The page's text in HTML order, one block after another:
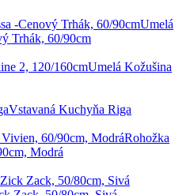
Umelá
Trhák, 60/90cm
Umelá Kožušina
Vstavaná Kuchyňa Riga
Rohožka
Modrá